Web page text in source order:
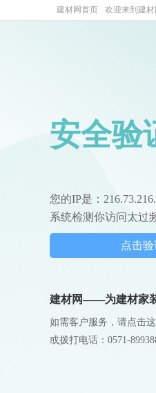
建材网首页 欢迎来到建材
安全验
您的IP是：
系统检测你访问太过
点击验
建材网——为建材家
如需客户服务，请点击
或拨打电话：0571-